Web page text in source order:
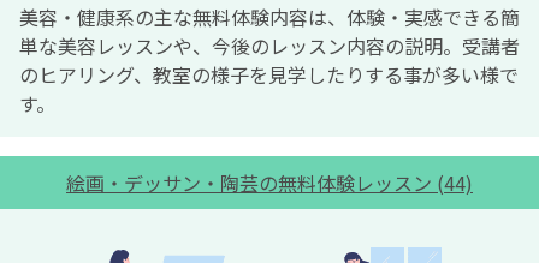
美容・健康系の主な無料体験内容は、体験・実感できる簡
単な美容レッスンや、今後のレッスン内容の説明。受講者
のヒアリング、教室の様子を見学したりする事が多い様で
す。
絵画・デッサン・陶芸の無料体験レッスン (44)